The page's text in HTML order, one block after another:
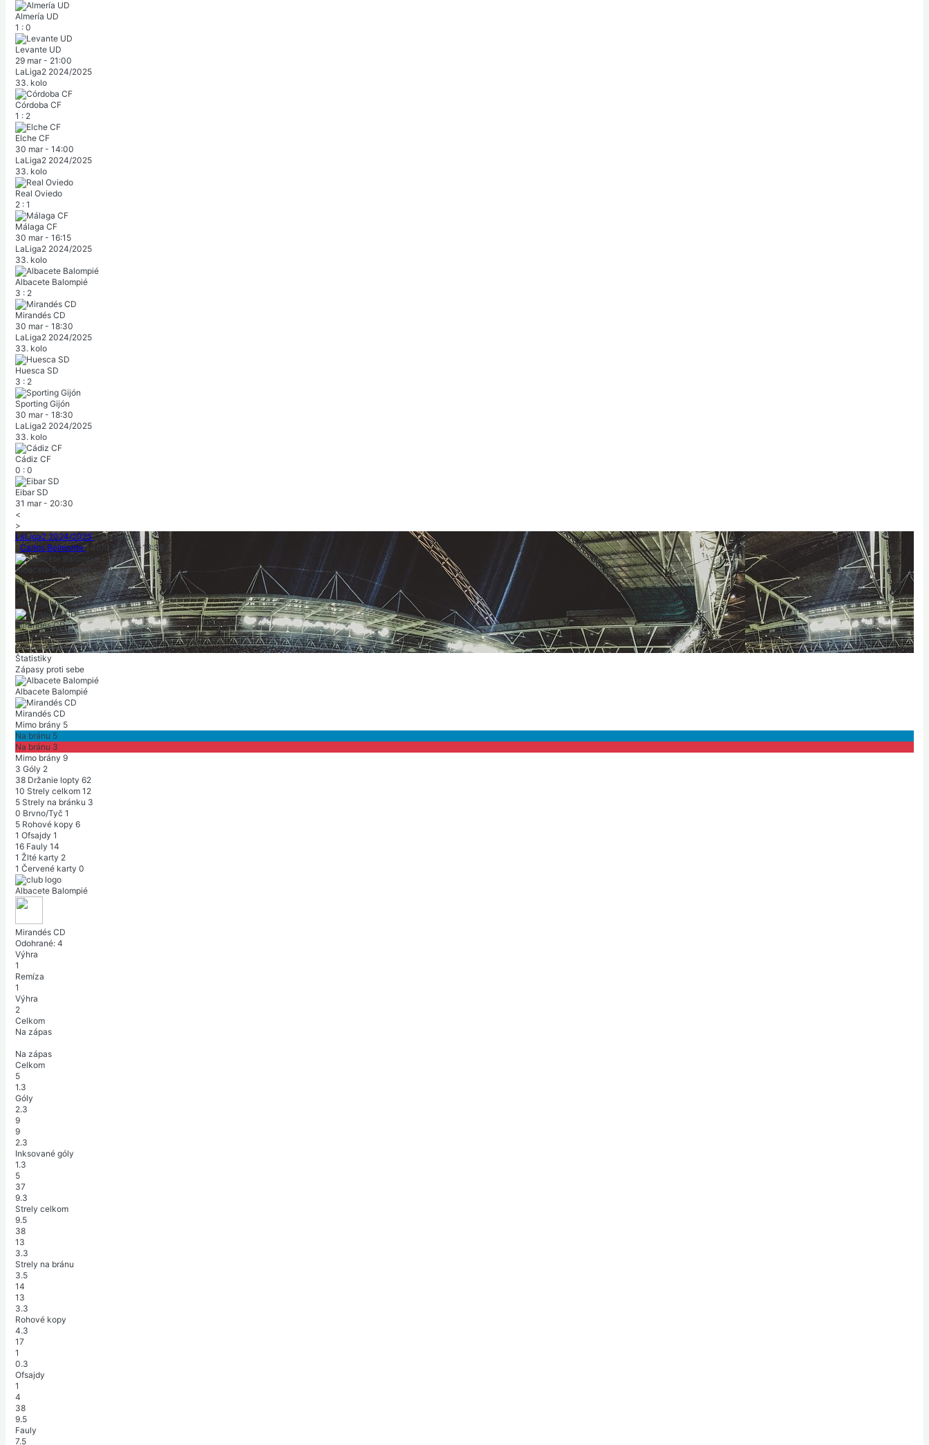
Almería UD
1 : 0
Levante UD
29 mar - 21:00
LaLiga2 2024/2025
33. kolo
Córdoba CF
1 : 2
Elche CF
30 mar - 14:00
LaLiga2 2024/2025
33. kolo
Real Oviedo
2 : 1
Málaga CF
30 mar - 16:15
LaLiga2 2024/2025
33. kolo
Albacete Balompié
3 : 2
Mirandés CD
30 mar - 18:30
LaLiga2 2024/2025
33. kolo
Huesca SD
3 : 2
Sporting Gijón
30 mar - 18:30
LaLiga2 2024/2025
33. kolo
Cádiz CF
0 : 0
Eibar SD
31 mar - 20:30
<
>
LaLiga2 2024/2025| 33. kolo
| Carlos Belmonte| 30/03/2025-18:30
Albacete Balompié
pvpvv
3 : 2
Konečný výsledok
Mirandés CD
pvvrv
| Počet divákov: 11 015 | Polčas: 1-1
Štatistiky
Zápasy proti sebe
Albacete Balompié
Mirandés CD
Mimo brány 5
Na bránu 5
Na bránu 3
Mimo brány 9
3 Góly 2
38 Držanie lopty 62
10 Strely celkom 12
5 Strely na bránku 3
0 Brvno/Tyč 1
5 Rohové kopy 6
1 Ofsajdy 1
16 Fauly 14
1 Žlté karty 2
1 Červené karty 0
Albacete Balompié
Mirandés CD
Odohrané: 4
Výhra
1
Remíza
1
Výhra
2
Celkom
Na zápas
Na zápas
Celkom
5
1.3
Góly
2.3
9
9
2.3
Inksované góly
1.3
5
37
9.3
Strely celkom
9.5
38
13
3.3
Strely na bránu
3.5
14
13
3.3
Rohové kopy
4.3
17
1
0.3
Ofsajdy
1
4
38
9.5
Fauly
7.5